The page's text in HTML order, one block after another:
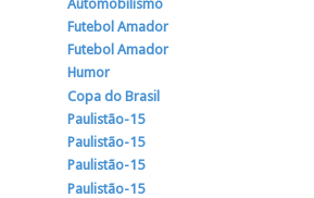
Automobilismo
Futebol Amador
Futebol Amador
Humor
Copa do Brasil
Paulistão-15
Paulistão-15
Paulistão-15
Paulistão-15